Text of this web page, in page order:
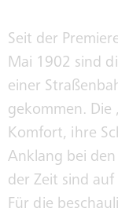
Seit der
Mai 1902 sind
einer
gekommen. Die
Komfort, ihre
Anklang bei
der Zeit sind
Für die